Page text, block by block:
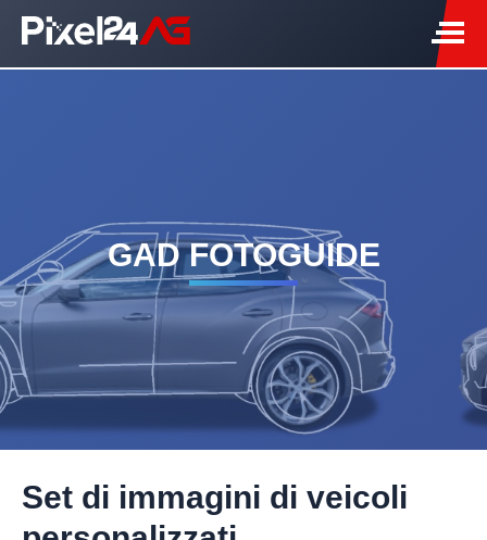
GAD FOTOGUIDE
Set di immagini di veicoli